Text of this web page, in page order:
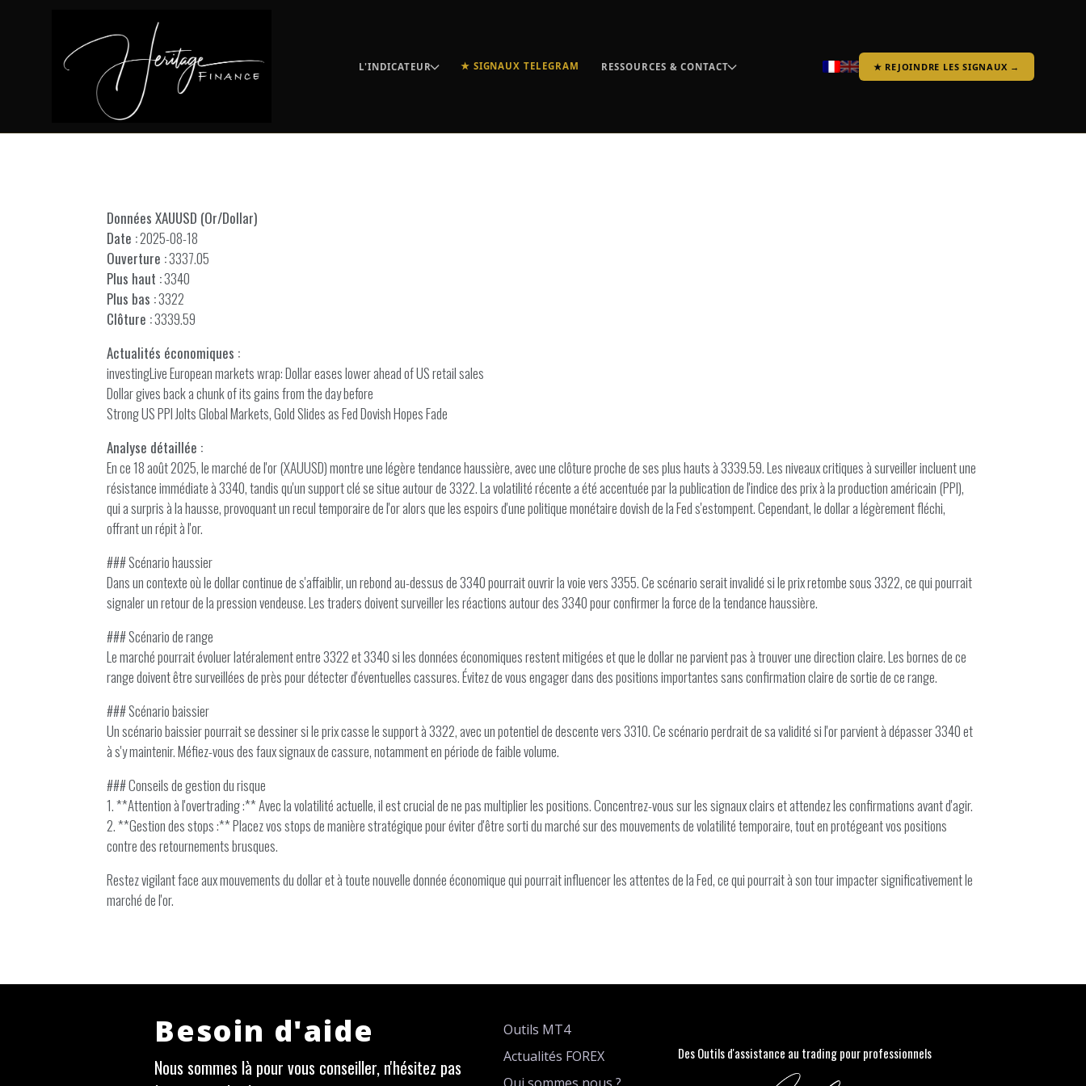
L'INDICATEUR ★ SIGNAUX TELEGRAM RESSOURCES & CONTACT ★ REJOINDRE LES SIGNAUX →
Données XAUUSD (Or/Dollar)
Date :2025-08-18
Ouverture :3337.05
Plus haut :3340
Plus bas :3322
Clôture :3339.59
Actualités économiques :
investingLive European markets wrap: Dollar eases lower ahead of US retail sales
Dollar gives back a chunk of its gains from the day before
Strong US PPI Jolts Global Markets, Gold Slides as Fed Dovish Hopes Fade
Analyse détaillée :
En ce 18 août 2025, le marché de l'or (XAUUSD) montre une légère tendance haussière, avec une clôture proche de ses plus hauts à 3339.59. Les niveaux critiques à surveiller incluent une
résistance immédiate à 3340, tandis qu'un support clé se situe autour de 3322. La volatilité récente a été accentuée par la publication de l'indice des prix à la production américain (PPI),
qui a surpris à la hausse, provoquant un recul temporaire de l'or alors que les espoirs d'une politique monétaire dovish de la Fed s'estompent. Cependant, le dollar a légèrement fléchi,
offrant un répit à l'or.
### Scénario haussier
Dans un contexte où le dollar continue de s'affaiblir, un rebond au-dessus de 3340 pourrait ouvrir la voie vers 3355. Ce scénario serait invalidé si le prix retombe sous 3322, ce qui pourrait
signaler un retour de la pression vendeuse. Les traders doivent surveiller les réactions autour des 3340 pour confirmer la force de la tendance haussière.
### Scénario de range
Le marché pourrait évoluer latéralement entre 3322 et 3340 si les données économiques restent mitigées et que le dollar ne parvient pas à trouver une direction claire. Les bornes de ce
range doivent être surveillées de près pour détecter d'éventuelles cassures. Évitez de vous engager dans des positions importantes sans confirmation claire de sortie de ce range.
### Scénario baissier
Un scénario baissier pourrait se dessiner si le prix casse le support à 3322, avec un potentiel de descente vers 3310. Ce scénario perdrait de sa validité si l'or parvient à dépasser 3340 et
à s'y maintenir. Méfiez-vous des faux signaux de cassure, notamment en période de faible volume.
### Conseils de gestion du risque
1. **Attention à l'overtrading :** Avec la volatilité actuelle, il est crucial de ne pas multiplier les positions. Concentrez-vous sur les signaux clairs et attendez les confirmations avant d'agir.
2. **Gestion des stops :** Placez vos stops de manière stratégique pour éviter d'être sorti du marché sur des mouvements de volatilité temporaire, tout en protégeant vos positions
contre des retournements brusques.
Restez vigilant face aux mouvements du dollar et à toute nouvelle donnée économique qui pourrait influencer les attentes de la Fed, ce qui pourrait à son tour impacter significativement le
marché de l'or.
Besoin d'aide
Nous sommes là pour vous conseiller, n'hésitez pas
Outils MT4
Actualités FOREX
Des Outils d'assistance au trading pour professionnels